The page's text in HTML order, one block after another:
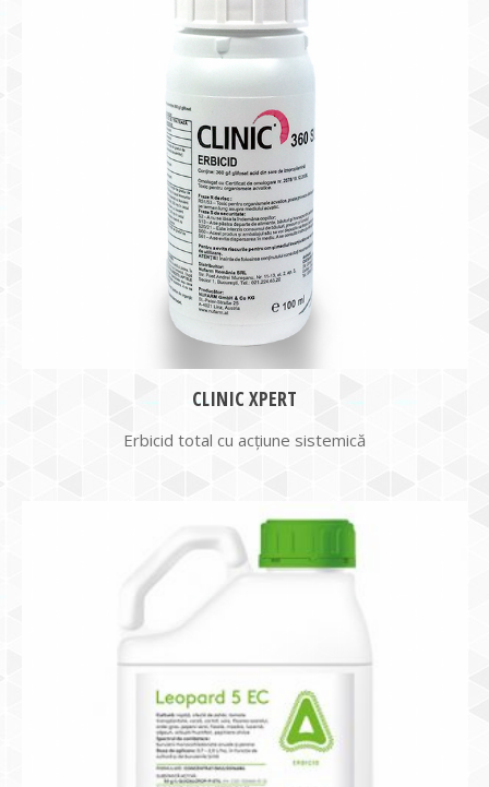
CLINIC XPERT
Erbicid total cu acţiune sistemică